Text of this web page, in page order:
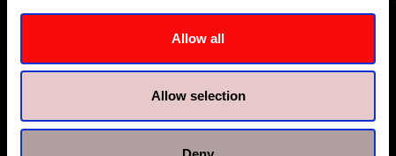
Allow all
Allow selection